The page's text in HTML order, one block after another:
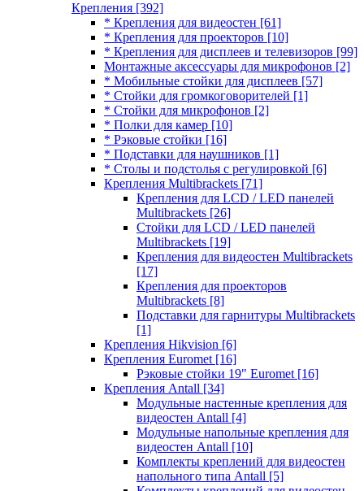
Крепления [392]
* Крепления для видеостен [61]
* Крепления для проекторов [10]
* Крепления для дисплеев и телевизоров [99]
Монтажные аксессуары для микрофонов [2]
* Мобильные стойки для дисплеев [57]
* Стойки для громкоговорителей [1]
* Стойки для микрофонов [2]
* Полки для камер [10]
* Рэковые стойки [16]
* Подставки для наушников [1]
* Столы и подстолья с регулировкой [6]
Крепления Multibrackets [71]
Крепления для LCD / LED панелей
Multibrackets [26]
Стойки для LCD / LED панелей
Multibrackets [19]
Крепления для видеостен Multibrackets
[17]
Крепления для проекторов
Multibrackets [8]
Подставки для гарнитуры Multibrackets
[1]
Крепления Hikvision [6]
Крепления Euromet [16]
Рэковые стойки 19" Euromet [16]
Крепления Antall [34]
Модульные настенные крепления для
видеостен Antall [4]
Модульные напольные крепления для
видеостен Antall [10]
Комплекты креплений для видеостен
напольного типа Antall [5]